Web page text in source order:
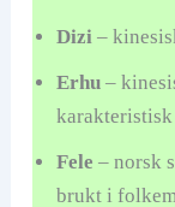
Dizi–
Erhu–
Fele – norsk
brukt i